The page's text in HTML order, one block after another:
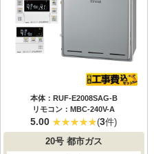
本体：RUF-E2008SAG-B
リモコン：MBC-240V-A
5.00 (3件)
20号都市ガス